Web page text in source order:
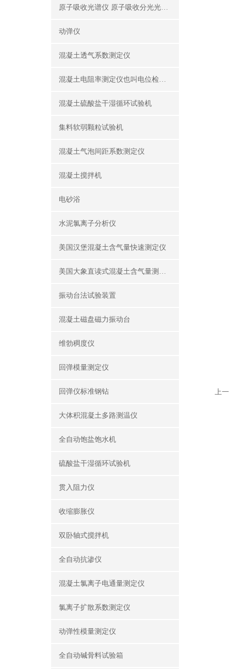
原子吸收光谱仪 原子吸收分光光度计
动弹仪
混凝土透气系数测定仪
混凝土电阻率测定仪也叫电位检测仪（锈蚀分析仪）
混凝土硫酸盐干湿循环试验机
集料软弱颗粒试验机
混凝土气泡间距系数测定仪
混凝土搅拌机
电砂浴
水泥氯离子分析仪
美国汉堡混凝土含气量快速测定仪
美国大象直读式混凝土含气量测定仪
振动台法试验装置
混凝土磁盘磁力振动台
维勃稠度仪
回弹模量测定仪
回弹仪标准钢钻
大体积混凝土多路测温仪
全自动饱盐饱水机
硫酸盐干湿循环试验机
贯入阻力仪
收缩膨胀仪
双卧轴式搅拌机
全自动抗渗仪
混凝土氯离子电通量测定仪
氯离子扩散系数测定仪
动弹性模量测定仪
全自动碱骨料试验箱
上